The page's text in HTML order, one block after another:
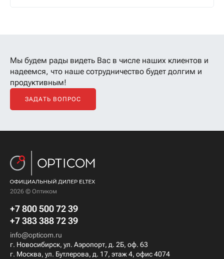
Мы будем рады видеть Вас в числе наших клиентов и
надеемся, что наше сотрудничество будет долгим и
продуктивным!
ЗАДАТЬ ВОПРОС
2026 © Оптиком
+7 800 500 72 39
+7 383 388 72 39
info@opticom.ru
г. Новосибирск, ул. Аэропорт, д. 2Б, оф. 63
г. Москва, ул. Бутлерова, д. 17, этаж 4, офис 4074